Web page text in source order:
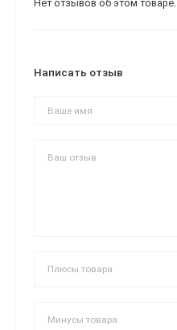
Нет отзывов об этом товаре.
Написать отзыв